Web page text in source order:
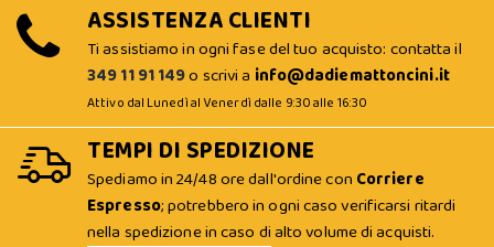
ASSISTENZA CLIENTI
Ti assistiamo in ogni fase del tuo acquisto: contatta il
349 11 91 149o scrivi a info@dadiemattoncini.it
Attivo dal Lunedì al Venerdì dalle 9:30 alle 16:30
TEMPI DI SPEDIZIONE
Spediamo in 24/48 ore dall'ordine con Corriere
Espresso; potrebbero in ogni caso verificarsi ritardi
nella spedizione in caso di alto volume di acquisti.